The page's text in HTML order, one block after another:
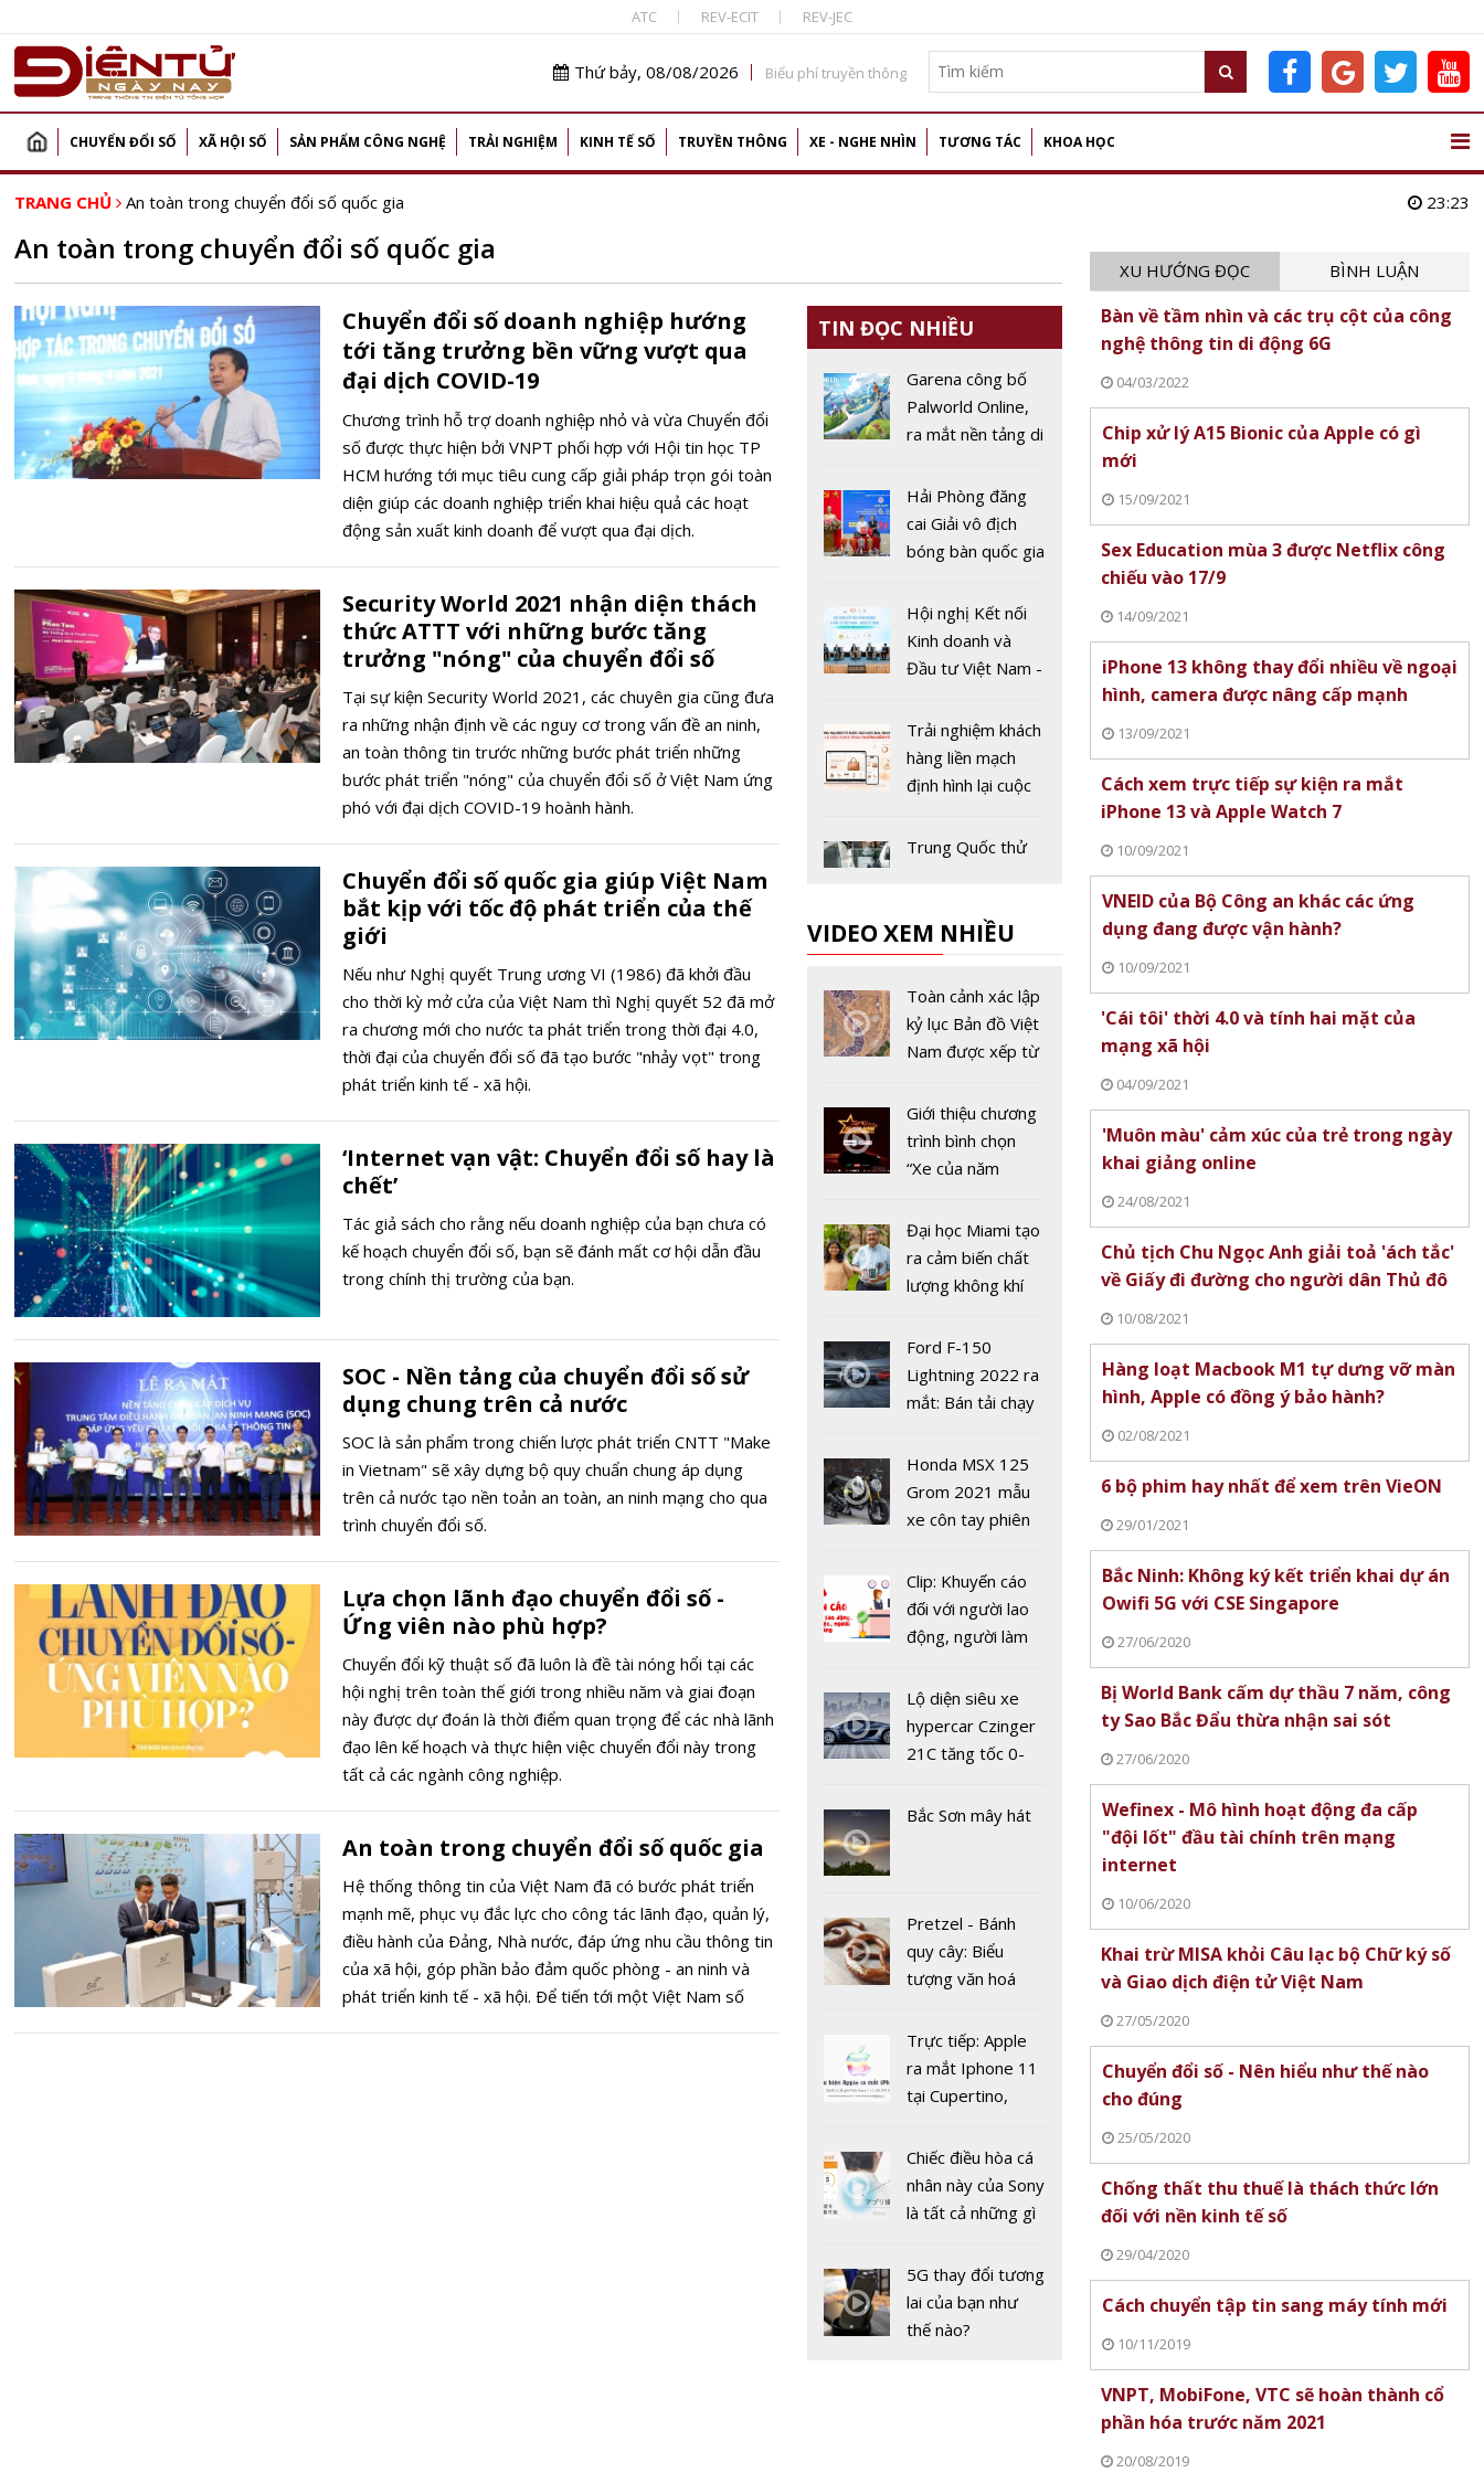
ATC REV-ECIT REV-JEC
Thứ bảy, 08/08/2026 Biểu phí truyền thông
CHUYỂN ĐỔI SỐ XÃ HỘI SỐ SẢN PHẨM CÔNG NGHỆ TRẢI NGHIỆM KINH TẾ SỐ TRUYỀN THÔNG XE - NGHE NHÌN TƯƠNG TÁC KHOA HỌC
TRANG CHỦ An toàn trong chuyển đổi số quốc gia 23:23
An toàn trong chuyển đổi số quốc gia
Chuyển đổi số doanh nghiệp hướng
tới tăng trưởng bền vững vượt qua
đại dịch COVID-19
Chương trình hỗ trợ doanh nghiệp nhỏ và vừa Chuyển đổi
số được thực hiện bởi VNPT phối hợp với Hội tin học TP
HCM hướng tới mục tiêu cung cấp giải pháp trọn gói toàn
diện giúp các doanh nghiệp triển khai hiệu quả các hoạt
động sản xuất kinh doanh để vượt qua đại dịch.
Security World 2021 nhận diện thách
thức ATTT với những bước tăng
trưởng "nóng" của chuyển đổi số
Tại sự kiện Security World 2021, các chuyên gia cũng đưa
ra những nhận định về các nguy cơ trong vấn đề an ninh,
an toàn thông tin trước những bước phát triển những
bước phát triển "nóng" của chuyển đổi số ở Việt Nam ứng
phó với đại dịch COVID-19 hoành hành.
Chuyển đổi số quốc gia giúp Việt Nam
bắt kịp với tốc độ phát triển của thế
giới
Nếu như Nghị quyết Trung ương VI (1986) đã khởi đầu
cho thời kỳ mở cửa của Việt Nam thì Nghị quyết 52 đã mở
ra chương mới cho nước ta phát triển trong thời đại 4.0,
thời đại của chuyển đổi số đã tạo bước "nhảy vọt" trong
phát triển kinh tế - xã hội.
‘Internet vạn vật: Chuyển đổi số hay là
chết’
Tác giả sách cho rằng nếu doanh nghiệp của bạn chưa có
kế hoạch chuyển đổi số, bạn sẽ đánh mất cơ hội dẫn đầu
trong chính thị trường của bạn.
SOC - Nền tảng của chuyển đổi số sử
dụng chung trên cả nước
SOC là sản phẩm trong chiến lược phát triển CNTT "Make
in Vietnam" sẽ xây dựng bộ quy chuẩn chung áp dụng
trên cả nước tạo nền toản an toàn, an ninh mạng cho qua
trình chuyển đổi số.
Lựa chọn lãnh đạo chuyển đổi số -
Ứng viên nào phù hợp?
Chuyển đổi kỹ thuật số đã luôn là đề tài nóng hổi tại các
hội nghị trên toàn thế giới trong nhiều năm và giai đoạn
này được dự đoán là thời điểm quan trọng để các nhà lãnh
đạo lên kế hoạch và thực hiện việc chuyển đổi này trong
tất cả các ngành công nghiệp.
An toàn trong chuyển đổi số quốc gia
Hệ thống thông tin của Việt Nam đã có bước phát triển
mạnh mẽ, phục vụ đắc lực cho công tác lãnh đạo, quản lý,
điều hành của Ðảng, Nhà nước, đáp ứng nhu cầu thông tin
của xã hội, góp phần bảo đảm quốc phòng - an ninh và
phát triển kinh tế - xã hội. Ðể tiến tới một Việt Nam số
TIN ĐỌC NHIỀU
Garena công bố
Palworld Online,
ra mắt nền tảng di
2026
Hải Phòng đăng
cai Giải vô địch
bóng bàn quốc gia
thứ 44
Hội nghị Kết nối
Kinh doanh và
Đầu tư Việt Nam -
Trải nghiệm khách
hàng liền mạch
định hình lại cuộc
điện tử Việt Nam
Trung Quốc thử
nhanh, đạt 70%
trong hơn 3 phút
Nam và Trung
Quốc tăng cường
hợp tác điều tra,
gian lận thương
mại
sản phẩm laptop
AI, ASUS tung ra 4
mẫu laptop
thềm năm học mới
nhất mang tên
'Pink Venom'
Dự báo giá vàng
ngày 17/5: Cơ hội
‘bùng nổ’
VIDEO XEM NHIỀU
Toàn cảnh xác lập
kỷ lục Bản đồ Việt
Nam được xếp từ
năm 2022
Giới thiệu chương
trình bình chọn
“Xe của năm
Đại học Miami tạo
ra cảm biến chất
lượng không khí
19
Ford F-150
Lightning 2022 ra
mắt: Bán tải chạy
chưa đến 40 nghìn
USD
Honda MSX 125
Grom 2021 mẫu
xe côn tay phiên
Clip: Khuyến cáo
đối với người lao
động, người làm
hàng tại khu dịch
vụ trong dịch
Covid-19
Lộ diện siêu xe
hypercar Czinger
21C tăng tốc 0-
2 giây
Bắc Sơn mây hát
Pretzel - Bánh
quy cây: Biểu
tượng văn hoá
tranh cãi về nguồn
gốc
Trực tiếp: Apple
ra mắt Iphone 11
tại Cupertino,
Chiếc điều hòa cá
nhân này của Sony
là tất cả những gì
sót qua mùa hè
nóng nực
5G thay đổi tương
lai của bạn như
thế nào?
XU HƯỚNG ĐỌC BÌNH LUẬN
Bàn về tầm nhìn và các trụ cột của công
nghệ thông tin di động 6G
04/03/2022
Chip xử lý A15 Bionic của Apple có gì
mới
15/09/2021
Sex Education mùa 3 được Netflix công
chiếu vào 17/9
14/09/2021
iPhone 13 không thay đổi nhiều về ngoại
hình, camera được nâng cấp mạnh
13/09/2021
Cách xem trực tiếp sự kiện ra mắt
iPhone 13 và Apple Watch 7
10/09/2021
VNEID của Bộ Công an khác các ứng
dụng đang được vận hành?
10/09/2021
'Cái tôi' thời 4.0 và tính hai mặt của
mạng xã hội
04/09/2021
'Muôn màu' cảm xúc của trẻ trong ngày
khai giảng online
24/08/2021
Chủ tịch Chu Ngọc Anh giải toả 'ách tắc'
về Giấy đi đường cho người dân Thủ đô
10/08/2021
Hàng loạt Macbook M1 tự dưng vỡ màn
hình, Apple có đồng ý bảo hành?
02/08/2021
6 bộ phim hay nhất để xem trên VieON
29/01/2021
Bắc Ninh: Không ký kết triển khai dự án
Owifi 5G với CSE Singapore
27/06/2020
Bị World Bank cấm dự thầu 7 năm, công
ty Sao Bắc Đẩu thừa nhận sai sót
27/06/2020
Wefinex - Mô hình hoạt động đa cấp
"đội lốt" đầu tài chính trên mạng
internet
10/06/2020
Khai trừ MISA khỏi Câu lạc bộ Chữ ký số
và Giao dịch điện tử Việt Nam
27/05/2020
Chuyển đổi số - Nên hiểu như thế nào
cho đúng
25/05/2020
Chống thất thu thuế là thách thức lớn
đối với nền kinh tế số
29/04/2020
Cách chuyển tập tin sang máy tính mới
10/11/2019
VNPT, MobiFone, VTC sẽ hoàn thành cổ
phần hóa trước năm 2021
20/08/2019